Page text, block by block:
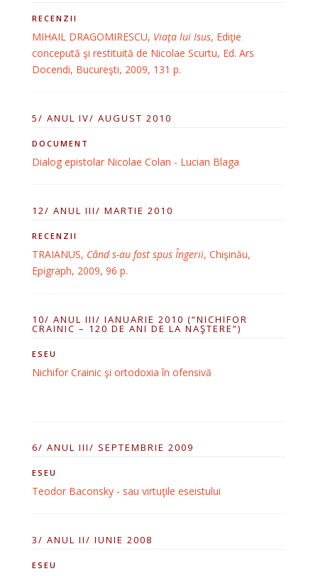
RECENZII
MIHAIL DRAGOMIRESCU, Viaţa lui Isus, Ediţie
concepută şi restituită de Nicolae Scurtu, Ed. Ars
Docendi, Bucureşti, 2009, 131 p.
5/ ANUL IV/ AUGUST 2010
DOCUMENT
Dialog epistolar Nicolae Colan - Lucian Blaga
12/ ANUL III/ MARTIE 2010
RECENZII
TRAIANUS, Când s-au fost spus Îngerii, Chişinău,
Epigraph, 2009, 96 p.
10/ ANUL III/ IANUARIE 2010 (“NICHIFOR
CRAINIC – 120 DE ANI DE LA NAŞTERE”)
ESEU
Nichifor Crainic şi ortodoxia în ofensivă
6/ ANUL III/ SEPTEMBRIE 2009
ESEU
Teodor Baconsky - sau virtuţile eseistului
3/ ANUL II/ IUNIE 2008
ESEU